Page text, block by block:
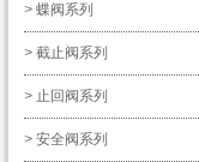
> 蝶阀系列
> 截止阀系列
> 止回阀系列
> 安全阀系列